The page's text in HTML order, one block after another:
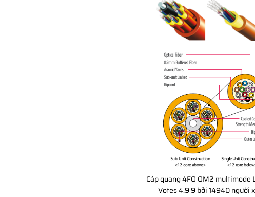
Cáp quang 4FO OM2 multimode
Votes4.99bởi 14940 người